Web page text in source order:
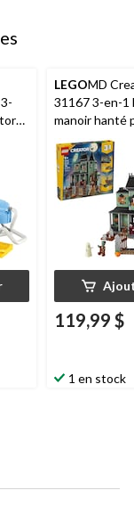
8
LEGOMD
31167 3-en-1
manoir hanté
ans et plus,
119,99 $
1 en stock